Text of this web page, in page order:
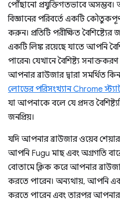
পৌঁছানো প্রযুক্তিগতভাবে
বিজ্ঞানের পরিবর্তে একটি
করুন। প্রতিটি পরীক্ষিত
একটি লিঙ্ক রয়েছে যাতে আপনি
পারেন৷ যেখানে বৈশিষ্ট্য সনাক্তকরণ
আপনার ব্রাউজার দ্বারা সমর্থিত
লোডের পরিসংখ্যান Chrome
যা আপনাকে বলে যে প্রদত্ত
জনপ্রিয়।
যদি আপনার ব্রাউজার ওয়েব
আপনি Fugu মাছ এবং অগ্রগতি
বোতামে ক্লিক করে আপনার
করতে পারেন। অন্যথায়, আপনি
করতে পারেন এবং তারপর